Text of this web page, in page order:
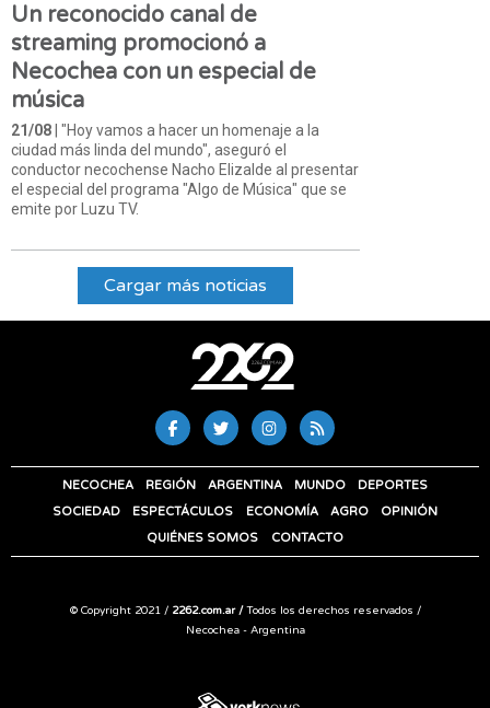
Un reconocido canal de
streaming promocionó a
Necochea con un especial de
música
21/08 | "Hoy vamos a hacer un homenaje a la
ciudad más linda del mundo", aseguró el
conductor necochense Nacho Elizalde al presentar
el especial del programa "Algo de Música" que se
emite por Luzu TV.
Cargar más noticias
NECOCHEA REGIÓN ARGENTINA MUNDO
DEPORTES
SOCIEDAD
ESPECTÁCULOS ECONOMÍA AGRO
OPINIÓN
QUIÉNES SOMOS
CONTACTO
© Copyright 2021 / 2262.com.ar /Todos los derechos reservados /
Necochea - Argentina